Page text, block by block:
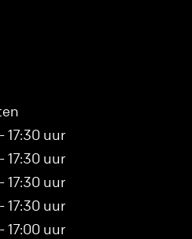
17:30 uur
17:30 uur
17:30 uur
17:30 uur
17:00 uur